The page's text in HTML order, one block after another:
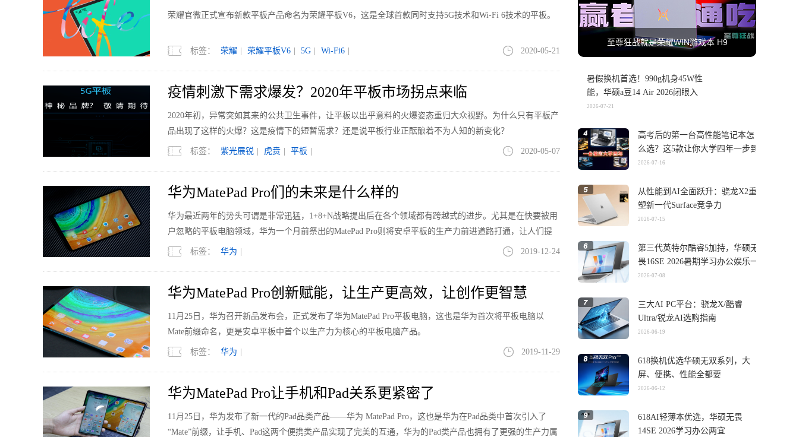
荣耀官微正式宣布新款平板产品命名为荣耀平板V6，这是全球首款同时支持5G技术和Wi-Fi 6技术的平板。
标签： 荣耀 荣耀平板V6 5G Wi-Fi6 2020-05-21
疫情刺激下需求爆发？2020年平板市场拐点来临
2020年初，异常突如其来的公共卫生事件，让平板以出乎意料的火爆姿态重归大众视野。为什么只有平板产
品出现了这样的火爆？这是疫情下的短暂需求？还是说平板行业正酝酿着不为人知的新变化？
标签： 紫光展锐 虎贲 平板 2020-05-07
华为MatePad Pro们的未来是什么样的
华为最近两年的势头可谓是非常迅猛，1+8+N战略提出后在各个领域都有跨越式的进步。尤其是在快要被用
户忽略的平板电脑领域，华为一个月前祭出的MatePad Pro则将安卓平板的生产力前进道路打通，让人们提
起平板电脑，脑海中除了iPad之外还有了华为MatePad Pro的名字。
标签： 华为 2019-12-24
华为MatePad Pro创新赋能，让生产更高效，让创作更智慧
11月25日，华为召开新品发布会，正式发布了华为MatePad Pro平板电脑，这也是华为首次将平板电脑以
Mate前缀命名，更是安卓平板中首个以生产力为核心的平板电脑产品。
标签： 华为 2019-11-29
华为MatePad Pro让手机和Pad关系更紧密了
​11月25日，华为发布了新一代的Pad品类产品——华为 MatePad Pro，这也是华为在Pad品类中首次引入了
“Mate”前缀，让手机、Pad这两个便携类产品实现了完美的互通，华为的Pad类产品也拥有了更强的生产力属
至尊狂战就是荣耀WIN游戏本 H9
暑假换机首选！990g机身45W性
能，华硕a豆14 Air 2026闭眼入
2026-07-21
高考后的第一台高性能笔记本怎
么选？这5款让你大学四年一步到
位
2026-07-16
从性能到AI全面跃升：骁龙X2重
塑新一代Surface竞争力
2026-07-15
第三代英特尔酷睿5加持，华硕无
畏16SE 2026暑期学习办公娱乐一
机搞定
2026-07-08
三大AI PC平台：骁龙X/酷睿
Ultra/锐龙AI选购指南
2026-06-19
618换机优选华硕无双系列，大
屏、便携、性能全都要
2026-06-12
618AI轻薄本优选，华硕无畏
14SE 2026学习办公两宜